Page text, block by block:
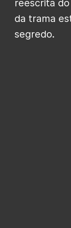
reescrita
da trama
segredo.